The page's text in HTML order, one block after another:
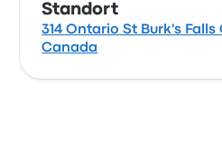
Standort
314 Ontario St Burk's Falls
Canada